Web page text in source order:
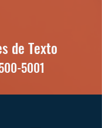
de Texto
5001